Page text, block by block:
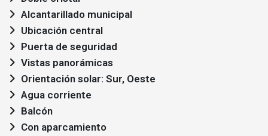
Alcantarillado municipal
Ubicación central
Puerta de seguridad
Vistas panorámicas
Orientación solar: Sur, Oeste
Agua corriente
Balcón
Con aparcamiento